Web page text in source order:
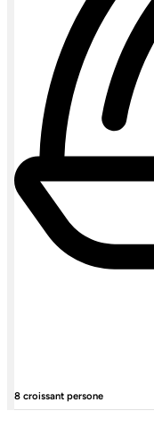
8 croissant persone